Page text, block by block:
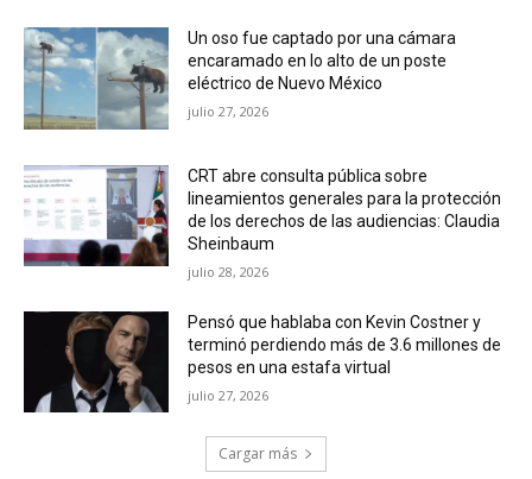
Un oso fue captado por una cámara
encaramado en lo alto de un poste
eléctrico de Nuevo México
julio 27, 2026
CRT abre consulta pública sobre
lineamientos generales para la protección
de los derechos de las audiencias: Claudia
Sheinbaum
julio 28, 2026
Pensó que hablaba con Kevin Costner y
terminó perdiendo más de 3.6 millones de
pesos en una estafa virtual
julio 27, 2026
Cargar más